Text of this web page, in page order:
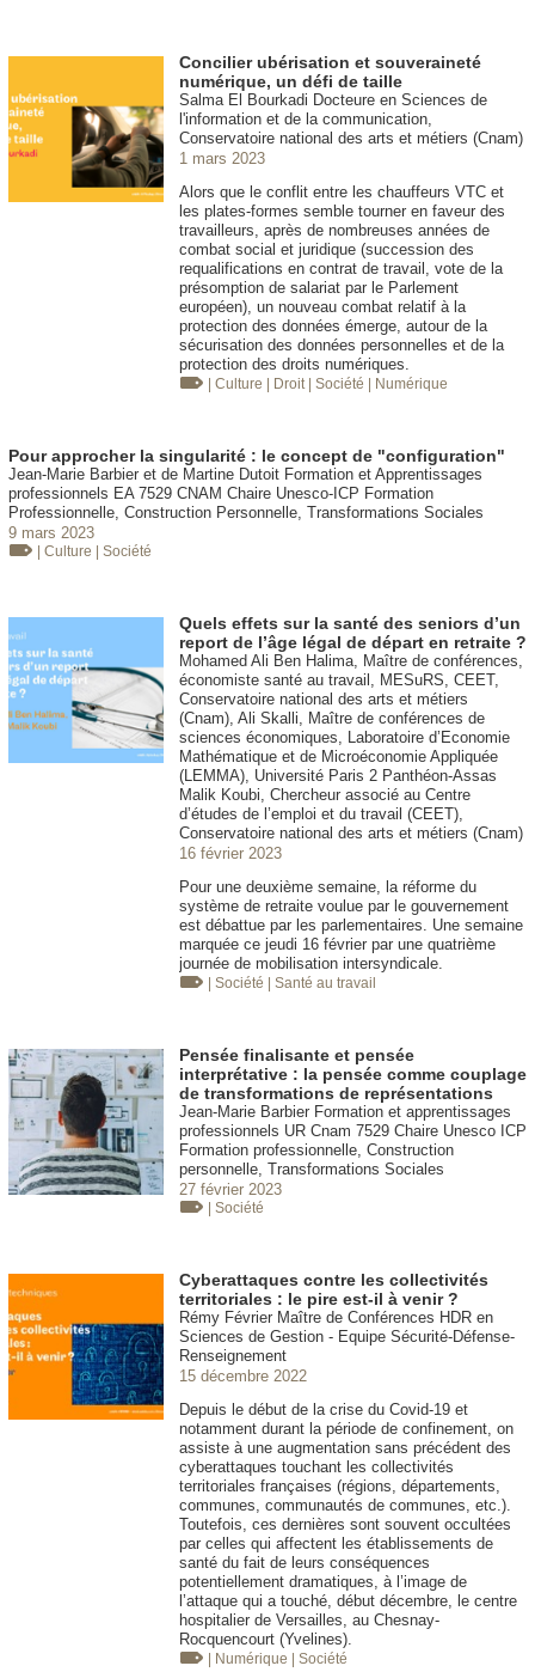
Concilier ubérisation et souveraineté
numérique, un défi de taille
Salma El Bourkadi Docteure en Sciences de
l'information et de la communication,
Conservatoire national des arts et métiers (Cnam)
1 mars 2023
Alors que le conflit entre les chauffeurs VTC et
les plates-formes semble tourner en faveur des
travailleurs, après de nombreuses années de
combat social et juridique (succession des
requalifications en contrat de travail, vote de la
présomption de salariat par le Parlement
européen), un nouveau combat relatif à la
protection des données émerge, autour de la
sécurisation des données personnelles et de la
protection des droits numériques.
| Culture | Droit | Société | Numérique
Pour approcher la singularité : le concept de "configuration"
Jean-Marie Barbier et de Martine Dutoit Formation et Apprentissages
professionnels EA 7529 CNAM Chaire Unesco-ICP Formation
Professionnelle, Construction Personnelle, Transformations Sociales
9 mars 2023
| Culture | Société
Quels effets sur la santé des seniors d’un
report de l’âge légal de départ en retraite ?
Mohamed Ali Ben Halima, Maître de conférences,
économiste santé au travail, MESuRS, CEET,
Conservatoire national des arts et métiers
(Cnam), Ali Skalli, Maître de conférences de
sciences économiques, Laboratoire d’Economie
Mathématique et de Microéconomie Appliquée
(LEMMA), Université Paris 2 Panthéon-Assas
Malik Koubi, Chercheur associé au Centre
d’études de l’emploi et du travail (CEET),
Conservatoire national des arts et métiers (Cnam)
16 février 2023
Pour une deuxième semaine, la réforme du
système de retraite voulue par le gouvernement
est débattue par les parlementaires. Une semaine
marquée ce jeudi 16 février par une quatrième
journée de mobilisation intersyndicale.
| Société | Santé au travail
Pensée finalisante et pensée
interprétative : la pensée comme couplage
de transformations de représentations
Jean-Marie Barbier Formation et apprentissages
professionnels UR Cnam 7529 Chaire Unesco ICP
Formation professionnelle, Construction
personnelle, Transformations Sociales
27 février 2023
| Société
Cyberattaques contre les collectivités
territoriales : le pire est-il à venir ?
Rémy Février Maître de Conférences HDR en
Sciences de Gestion - Equipe Sécurité-Défense-
Renseignement
15 décembre 2022
Depuis le début de la crise du Covid-19 et
notamment durant la période de confinement, on
assiste à une augmentation sans précédent des
cyberattaques touchant les collectivités
territoriales françaises (régions, départements,
communes, communautés de communes, etc.).
Toutefois, ces dernières sont souvent occultées
par celles qui affectent les établissements de
santé du fait de leurs conséquences
potentiellement dramatiques, à l’image de
l’attaque qui a touché, début décembre, le centre
hospitalier de Versailles, au Chesnay-
Rocquencourt (Yvelines).
| Numérique | Société